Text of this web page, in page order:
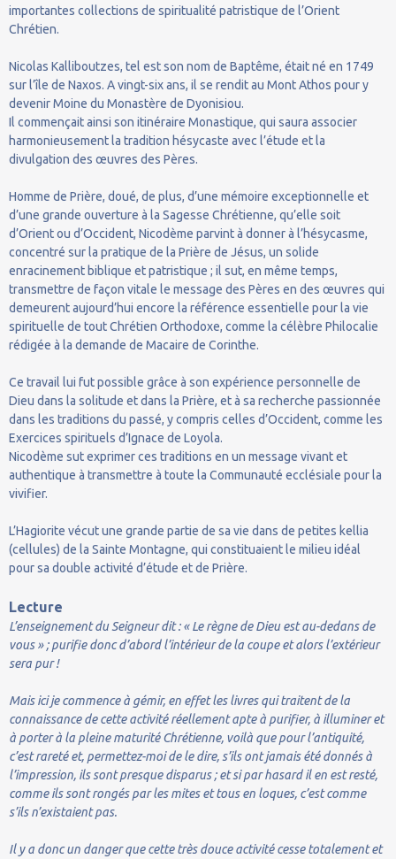
importantes collections de spiritualité patristique de l’Orient
Chrétien.
Nicolas Kalliboutzes, tel est son nom de Baptême, était né en 1749
sur l’île de Naxos. A vingt-six ans, il se rendit au Mont Athos pour y
devenir Moine du Monastère de Dyonisiou.
Il commençait ainsi son itinéraire Monastique, qui saura associer
harmonieusement la tradition hésycaste avec l’étude et la
divulgation des œuvres des Pères.
Homme de Prière, doué, de plus, d’une mémoire exceptionnelle et
d’une grande ouverture à la Sagesse Chrétienne, qu’elle soit
d’Orient ou d’Occident, Nicodème parvint à donner à l’hésycasme,
concentré sur la pratique de la Prière de Jésus, un solide
enracinement biblique et patristique ; il sut, en même temps,
transmettre de façon vitale le message des Pères en des œuvres qui
demeurent aujourd’hui encore la référence essentielle pour la vie
spirituelle de tout Chrétien Orthodoxe, comme la célèbre Philocalie
rédigée à la demande de Macaire de Corinthe.
Ce travail lui fut possible grâce à son expérience personnelle de
Dieu dans la solitude et dans la Prière, et à sa recherche passionnée
dans les traditions du passé, y compris celles d’Occident, comme les
Exercices spirituels d’Ignace de Loyola.
Nicodème sut exprimer ces traditions en un message vivant et
authentique à transmettre à toute la Communauté ecclésiale pour la
vivifier.
L’Hagiorite vécut une grande partie de sa vie dans de petites kellia
(cellules) de la Sainte Montagne, qui constituaient le milieu idéal
pour sa double activité d’étude et de Prière.
Lecture
L’enseignement du Seigneur dit : « Le règne de Dieu est au-dedans de
vous » ; purifie donc d’abord l’intérieur de la coupe et alors l’extérieur
sera pur !
Mais ici je commence à gémir, en effet les livres qui traitent de la
connaissance de cette activité réellement apte à purifier, à illuminer et
à porter à la pleine maturité Chrétienne, voilà que pour l’antiquité,
c’est rareté et, permettez-moi de le dire, s’ils ont jamais été donnés à
l’impression, ils sont presque disparus ; et si par hasard il en est resté,
comme ils sont rongés par les mites et tous en loques, c’est comme
s’ils n’existaient pas.
Il y a donc un danger que cette très douce activité cesse totalement et